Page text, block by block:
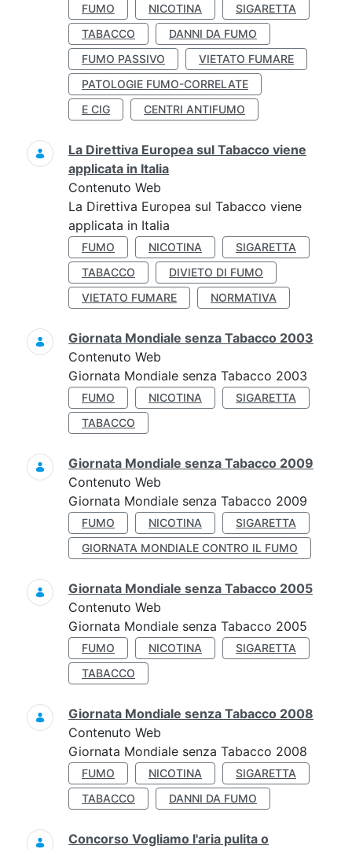
FUMO NICOTINA
SIGARETTA
TABACCO
DANNI DA FUMO
FUMO PASSIVO
VIETATO FUMARE
PATOLOGIE FUMO-CORRELATE
E CIG
CENTRI ANTIFUMO
La Direttiva Europea sul Tabacco viene
applicata in Italia
Contenuto Web
La Direttiva Europea sul Tabacco viene
applicata in Italia
FUMO NICOTINA
SIGARETTA
TABACCO
DIVIETO DI FUMO
VIETATO FUMARE
NORMATIVA
Giornata Mondiale senza Tabacco 2003
Contenuto Web
Giornata Mondiale senza Tabacco 2003
FUMO NICOTINA
SIGARETTA
TABACCO
Giornata Mondiale senza Tabacco 2009
Contenuto Web
Giornata Mondiale senza Tabacco 2009
FUMO NICOTINA
SIGARETTA
GIORNATA MONDIALE CONTRO IL FUMO
Giornata Mondiale senza Tabacco 2005
Contenuto Web
Giornata Mondiale senza Tabacco 2005
FUMO NICOTINA
SIGARETTA
TABACCO
Giornata Mondiale senza Tabacco 2008
Contenuto Web
Giornata Mondiale senza Tabacco 2008
FUMO NICOTINA
SIGARETTA
TABACCO
DANNI DA FUMO
Concorso Vogliamo l'aria pulita o